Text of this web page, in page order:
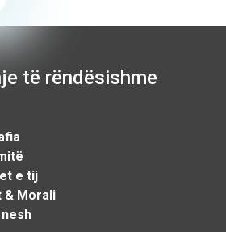
të rëndësishme
e tij
& Morali